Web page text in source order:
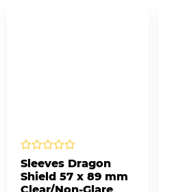
Sleeves Dragon
Shield 57 x 89 mm